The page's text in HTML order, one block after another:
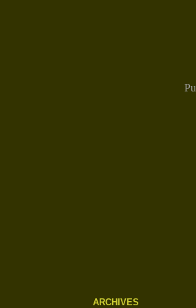
ARCHIVES